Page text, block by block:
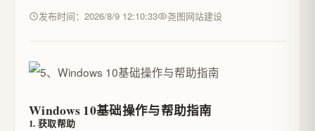
发布时间：2026/8/9 12:10:33 尧图网站建设
Windows 10基础操作与帮助指南
1. 获取帮助